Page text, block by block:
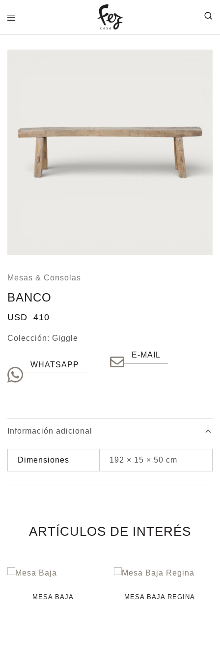
CASA
Mesas & Consolas
BANCO
USD 410
Colección: Giggle
WHATSAPP
E-MAIL
Información adicional
Dimensiones 192 × 15 × 50 cm
ARTÍCULOS DE INTERÉS
MESA BAJA MESA BAJA REGINA